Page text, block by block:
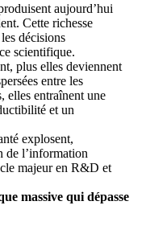
aujourd’hui
Cette richesse
décisions
scientifique.
plus elles deviennent
entre les
elles entraînent une
et un
explosent,
de l’information
majeur en R&D et
massive qui dépasse